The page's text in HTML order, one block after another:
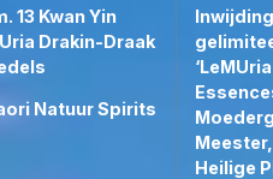
en
13 Kwan Yin
Drakin-Draak
Natuur Spirits
Heilige